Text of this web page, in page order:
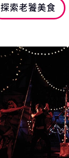
探索老饕美食